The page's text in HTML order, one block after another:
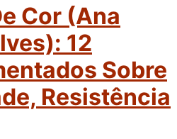
Cor (Ana
12
Sobre
Resistência